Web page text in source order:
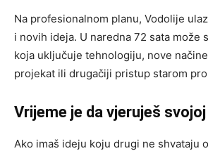
Na profesionalnom planu, Vodolije
i novih ideja. U naredna 72 sata može
koja uključuje tehnologiju, nove
projekat ili drugačiji pristup starom
Vrijeme je da vjeruješ
Ako imaš ideju koju drugi ne shvataju